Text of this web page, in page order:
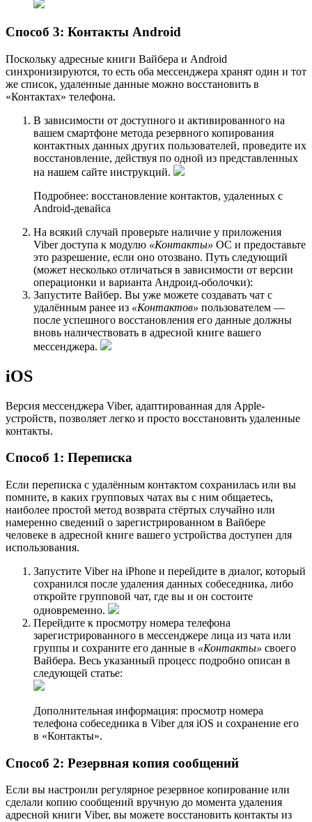
Способ 3: Контакты Android
Поскольку адресные книги Вайбера и Android
синхронизируются, то есть оба мессенджера хранят один и тот
же список, удаленные данные можно восстановить в
«Контактах» телефона.
В зависимости от доступного и активированного на
вашем смартфоне метода резервного копирования
контактных данных других пользователей, проведите их
восстановление, действуя по одной из представленных
на нашем сайте инструкций.
Подробнее: восстановление контактов, удаленных с
Android-девайса
На всякий случай проверьте наличие у приложения
Viber доступа к модулю «Контакты» ОС и предоставьте
это разрешение, если оно отозвано. Путь следующий
(может несколько отличаться в зависимости от версии
операционки и варианта Андроид-оболочки):
Запустите Вайбер. Вы уже можете создавать чат с
удалённым ранее из «Контактов» пользователем —
после успешного восстановления его данные должны
вновь наличествовать в адресной книге вашего
мессенджера.
iOS
Версия мессенджера Viber, адаптированная для Apple-
устройств, позволяет легко и просто восстановить удаленные
контакты.
Способ 1: Переписка
Если переписка с удалённым контактом сохранилась или вы
помните, в каких групповых чатах вы с ним общаетесь,
наиболее простой метод возврата стёртых случайно или
намеренно сведений о зарегистрированном в Вайбере
человеке в адресной книге вашего устройства доступен для
использования.
Запустите Viber на iPhone и перейдите в диалог, который
сохранился после удаления данных собеседника, либо
откройте групповой чат, где вы и он состоите
одновременно.
Перейдите к просмотру номера телефона
зарегистрированного в мессенджере лица из чата или
группы и сохраните его данные в «Контакты» своего
Вайбера. Весь указанный процесс подробно описан в
следующей статье:
Дополнительная информация: просмотр номера
телефона собеседника в Viber для iOS и сохранение его
в «Контакты».
Способ 2: Резервная копия сообщений
Если вы настроили регулярное резервное копирование или
сделали копию сообщений вручную до момента удаления
адресной книги Viber, вы можете восстановить контакты из